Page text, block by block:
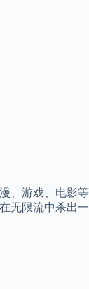
、游戏、电影等
无限流中杀出一